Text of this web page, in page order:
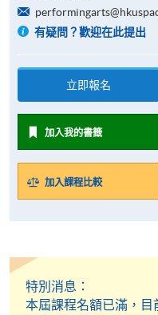
有疑問？歡迎在此提出
立即報名
加入我的書籤
加入課程比較
特別消息：
本屆課程名額已滿，目